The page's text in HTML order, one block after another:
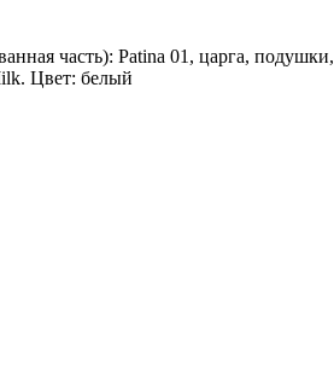
часть): Patina 01, царга, подушки,
Цвет: белый